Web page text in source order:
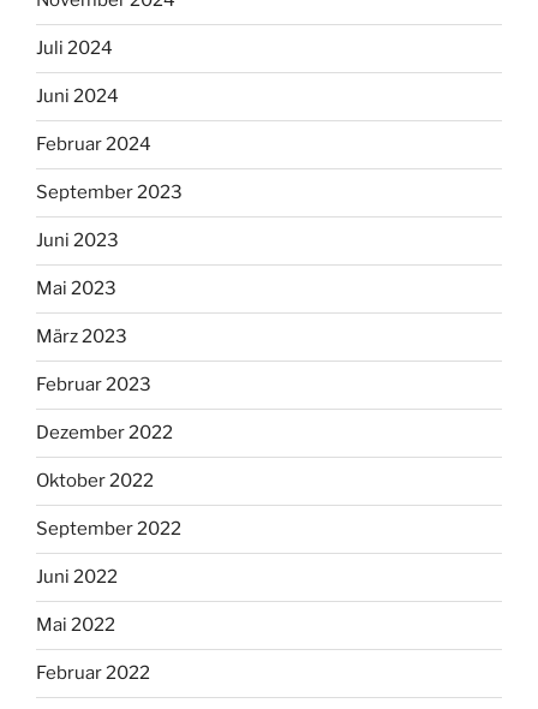
Juli 2024
Juni 2024
Februar 2024
September 2023
Juni 2023
Mai 2023
März 2023
Februar 2023
Dezember 2022
Oktober 2022
September 2022
Juni 2022
Mai 2022
Februar 2022